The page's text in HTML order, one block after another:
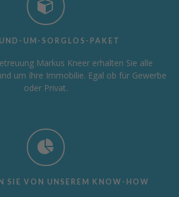
UM-SORGLOS-PAKET
Markus Kneer erhalten Sie alle
um Ihre Immobilie. Egal ob für Gewerbe
oder Privat.
SIE VON UNSEREM KNOW-HOW